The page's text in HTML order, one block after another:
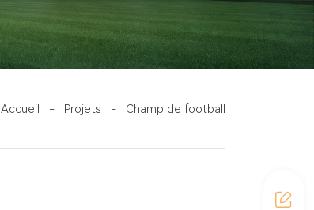
Accueil - Projets - Champ de football
Poo de natation Champ de hockey sur glace